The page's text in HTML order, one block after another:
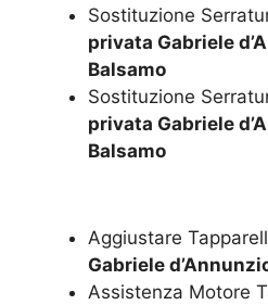
Sostituzione
privata Gabriele
Balsamo
Sostituzione
privata Gabriele
Balsamo
Aggiustare
Gabriele
Assistenza Motore